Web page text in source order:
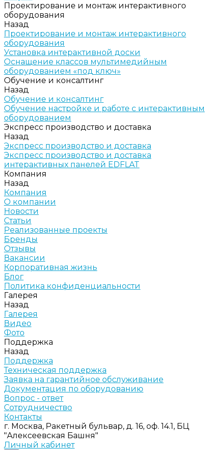
Проектирование и монтаж интерактивного
оборудования
Назад
Проектирование и монтаж интерактивного
оборудования
Установка интерактивной доски
Оснащение классов мультимедийным
оборудованием «под ключ»
Обучение и консалтинг
Назад
Обучение и консалтинг
Обучение настройке и работе с интерактивным
оборудованием
Экспресс производство и доставка
Назад
Экспресс производство и доставка
Экспресс производство и доставка
интерактивных панелей EDFLAT
Компания
Назад
Компания
О компании
Новости
Статьи
Реализованные проекты
Бренды
Отзывы
Вакансии
Корпоративная жизнь
Блог
Политика конфиденциальности
Галерея
Назад
Галерея
Видео
Фото
Поддержка
Назад
Поддержка
Техническая поддержка
Заявка на гарантийное обслуживание
Документация по оборудованию
Вопрос - ответ
Сотрудничество
Контакты
г. Москва, Ракетный бульвар, д. 16, оф. 14.1, БЦ
"Алексеевская Башня"
Личный кабинет